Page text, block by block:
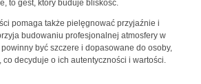
to gest, który buduje bliskość.
pomaga także pielęgnować przyjaźnie i
budowaniu profesjonalnej atmosfery w
być szczere i dopasowane do osoby,
co decyduje o ich autentyczności i wartości.